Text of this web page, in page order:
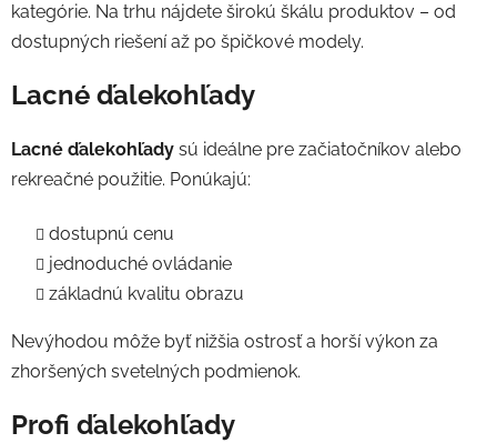
kategórie. Na trhu nájdete širokú škálu produktov – od
dostupných riešení až po špičkové modely.
Lacné ďalekohľady
Lacné ďalekohľady sú ideálne pre začiatočníkov alebo
rekreačné použitie. Ponúkajú:
dostupnú cenu
jednoduché ovládanie
základnú kvalitu obrazu
Nevýhodou môže byť nižšia ostrosť a horší výkon za
zhoršených svetelných podmienok.
Profi ďalekohľady